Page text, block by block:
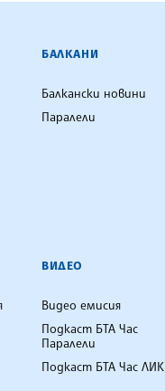
БАЛКАНИ
Балкански новини
Паралели
ВИДЕО
Видео емисия
Подкаст БТА Час
Паралели
Подкаст БТА Час ЛИК